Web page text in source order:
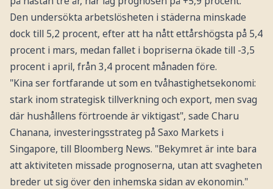
Den undersökta arbetslösheten i städerna minskade
dock till 5,2 procent, efter att ha nått ettårshögsta på 5,4
procent i mars, medan fallet i bopriserna ökade till -3,5
procent i april, från 3,4 procent månaden före.
"Kina ser fortfarande ut som en tvåhastighetsekonomi:
stark inom strategisk tillverkning och export, men svag
där hushållens förtroende är viktigast", sade Charu
Chanana, investeringsstrateg på Saxo Markets i
Singapore, till Bloomberg News. "Bekymret är inte bara
att aktiviteten missade prognoserna, utan att svagheten
breder ut sig över den inhemska sidan av ekonomin."